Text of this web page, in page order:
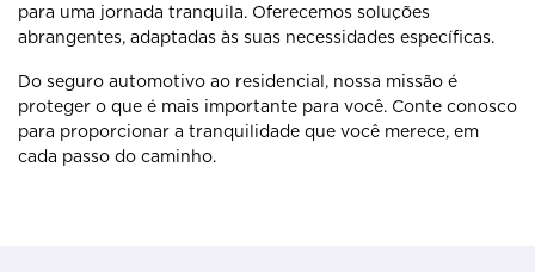
para uma jornada tranquila. Oferecemos soluções
abrangentes, adaptadas às suas necessidades específicas.
Do seguro automotivo ao residencial, nossa missão é
proteger o que é mais importante para você. Conte conosco
para proporcionar a tranquilidade que você merece, em
cada passo do caminho.